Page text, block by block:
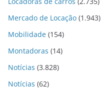
Mercado de Locação (1.943)
Mobilidade (154)
Montadoras (14)
Notícias (3.828)
Notícias (62)